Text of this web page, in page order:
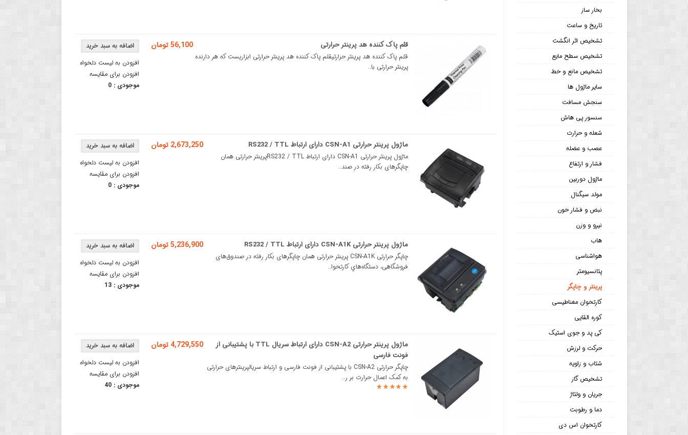
بخار ساز
تاریخ و ساعت
تشخیص اثر انگشت
تشخیص سطح مایع
تشخیص مانع و خط
سایر ماژول ها
سنجش مسافت
سنسور پی هاش
شعله و حرارت
عصب و عضله
فشار و ارتفاع
ماژول دوربین
مولد سیگنال
نبض و فشار خون
نیرو و وزن
هاب
هواشناسی
پتانسیومتر
پرینتر و چاپگر
کارتخوان مغناطیسی
کوره القایی
کی پد و جوی استیک
حرکت و لرزش
شتاب و زاویه
تشخیص گاز
جریان و ولتاژ
دما و رطوبت
کارتخوان اس دی
افزودن به لیست دلخواه
افزودن برای مقایسه
موجودی :0
56,100 تومان قلم پاک کننده هد پرینتر حرارتی
قلم پاک کننده هد پرینتر حرارتیقلم پاک کننده هد پرینتر حرارتی ابزاریست که هر دارنده
پرینتر حرارتی با..
افزودن به لیست دلخواه
افزودن برای مقایسه
موجودی :0
2,673,250 تومان ماژول پرینتر حرارتی CSN-A1 دارای ارتباط RS232 / TTL
ماژول پرینتر حرارتی CSN-A1 دارای ارتباط RS232 / TTLپرینتر حرارتی همان
چاپگرهای بکار رفته در صند..
افزودن به لیست دلخواه
افزودن برای مقایسه
موجودی :13
5,236,900 تومان ماژول پرینتر حرارتی CSN-A1K دارای ارتباط RS232 / TTL
چاپگر حرارتی CSN-A1K پرینتر حرارتی همان چاپگرهای بکار رفته در صندوق‌های
فروشگاهی، دستگاه‌هاي كارتخوا..
افزودن به لیست دلخواه
افزودن برای مقایسه
موجودی :40
4,729,550 تومان
ماژول پرینتر حرارتی CSN-A2 دارای ارتباط سریال TTL با پشتیبانی از
فونت فارسی
چاپگر حرارتی CSN-A2 با پشتیبانی از فونت فارسی و ارتباط سریالپرینترهای حرارتی
به کمک اعمال حرارت بر ر..